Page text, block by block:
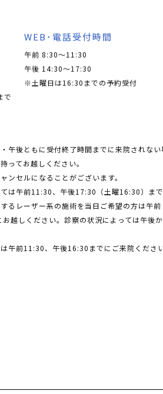
で
WEB･電話受付時間
午前 8:30～11:30
午後 14:30～17:30
※土曜日は16:30までの予約受付
後ともに受付終了時間までに来院されない
ってお越しください。
ンセルになることがございます。
は午前11:30、午後17:30（土曜16:30）ま
るレーザー系の施術を当日ご希望の方は午前
越しください。診察の状況によっては午後か
午前11:30、午後16:30までにご来院ください